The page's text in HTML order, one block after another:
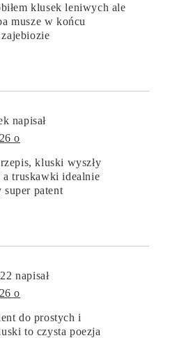
klusek leniwych ale
musze w końcu
napisał
o
kluski wyszły
truskawki idealnie
super patent
napisał
o
do prostych i
to czysta poezja